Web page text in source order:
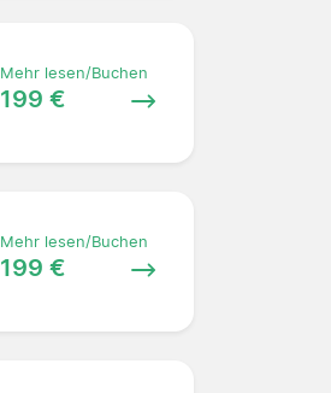
Mehr lesen/Buchen
199 €
Mehr lesen/Buchen
199 €